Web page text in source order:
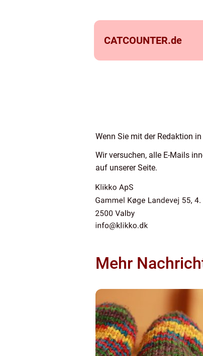
CATCOUNTER.de
Wenn Sie mit der Redaktion
Wir versuchen, alle E-Mails
auf unserer Seite.
Mehr